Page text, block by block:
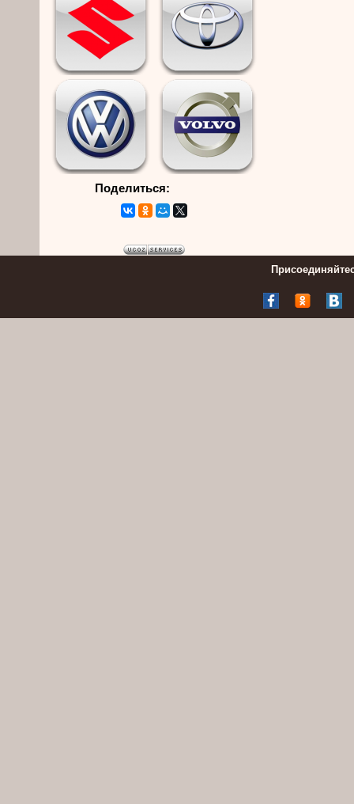
Поделиться: